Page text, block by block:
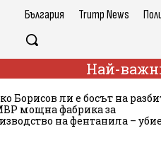
България Trump News
Най-
Борисов ли е босът на
мощна фабрика за
на фентанила –